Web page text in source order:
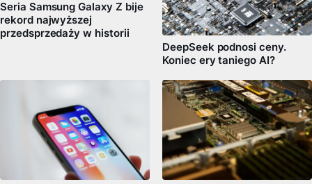
Seria Samsung Galaxy Z bije
rekord najwyższej
przedsprzedaży w historii
DeepSeek podnosi ceny.
Koniec ery taniego AI?